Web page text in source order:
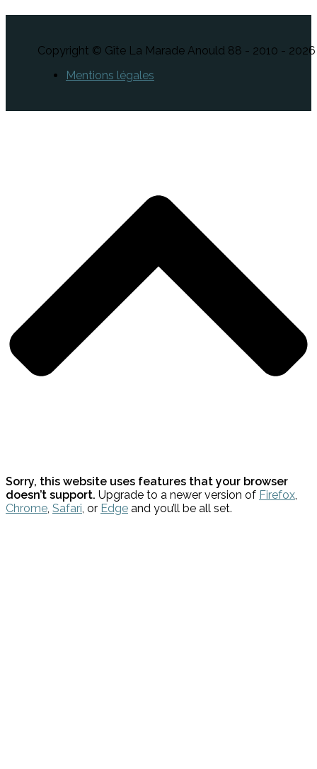
Copyright © Gîte La Marade Anould 88 - 2010 - 2026
Mentions légales
Sorry, this website uses features that your browser
doesn’t support. Upgrade to a newer version of Firefox
Chrome Safari , or Edge and you’ll be all set.